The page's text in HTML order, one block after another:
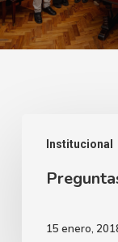
Institucional
Frecuentes
15 enero,